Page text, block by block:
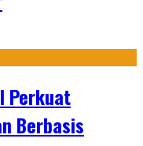
Perkuat
Berbasis